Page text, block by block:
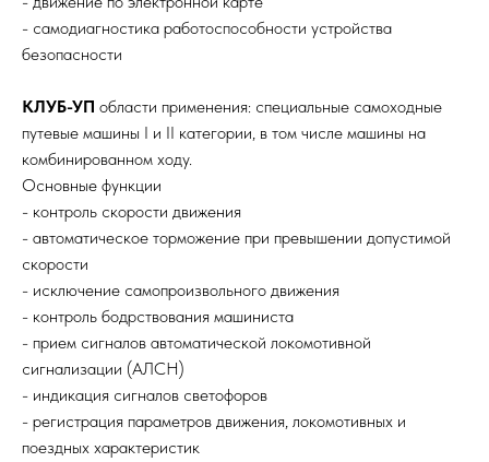
- самодиагностика работоспособности устройства
безопасности
КЛУБ-УП области применения: специальные самоходные
путевые машины I и II категории, в том числе машины на
комбинированном ходу.
Основные функции
- контроль скорости движения
- автоматическое торможение при превышении допустимой
скорости
- исключение самопроизвольного движения
- контроль бодрствования машиниста
- прием сигналов автоматической локомотивной
сигнализации (АЛСН)
- индикация сигналов светофоров
- регистрация параметров движения, локомотивных и
поездных характеристик